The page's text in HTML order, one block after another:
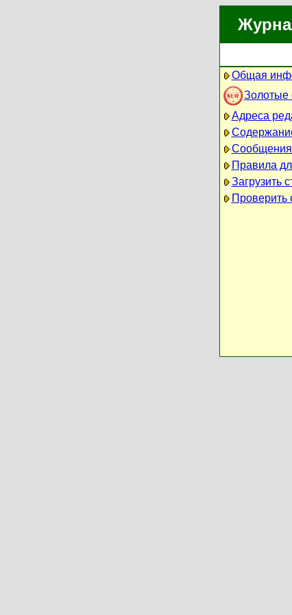
Общая
Золотые
Адреса
Сообщения
Правила
Загрузить
Проверить